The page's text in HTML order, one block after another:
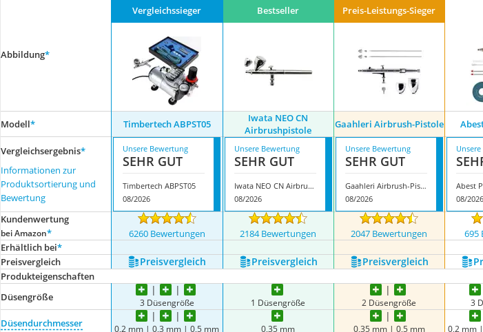
Gasdurchlauferhitzer
Abbildung*
Vergleichssieger Bestseller Preis-Leistungs-Sieger
Modell* Timbertech ABPST05
Iwata NEO CN
Airbrushpistole
Gaahleri Airbrush-Pistole
Vergleichsergebnis*
Informationen zur
Produktsortierung und
Bewertung
Unsere Bewertung
SEHR GUT
Timbertech ABPST05
08/2026
Unsere Bewertung
SEHR GUT
Iwata NEO CN Airbrushpistole
08/2026
Unsere Bewertung
SEHR GUT
Gaahleri Airbrush-Pistole
08/2026
Abest
08/2026
Kundenwertung
bei Amazon* 6260 Bewertungen 2184 Bewertungen 2047 Bewertungen 695
Erhältlich bei*
Preis­vergleich
Preis­vergleich Preis­vergleich Preis­vergleich
Produkteigenschaften
Düsengröße
3 Düsengröße 1 Düsengröße 2 Düsengröße 3
Düsendurchmesser 0,2 mm | 0,3 mm | 0,5 mm 0,35 mm 0,35 mm | 0,5 mm 0,2 mm